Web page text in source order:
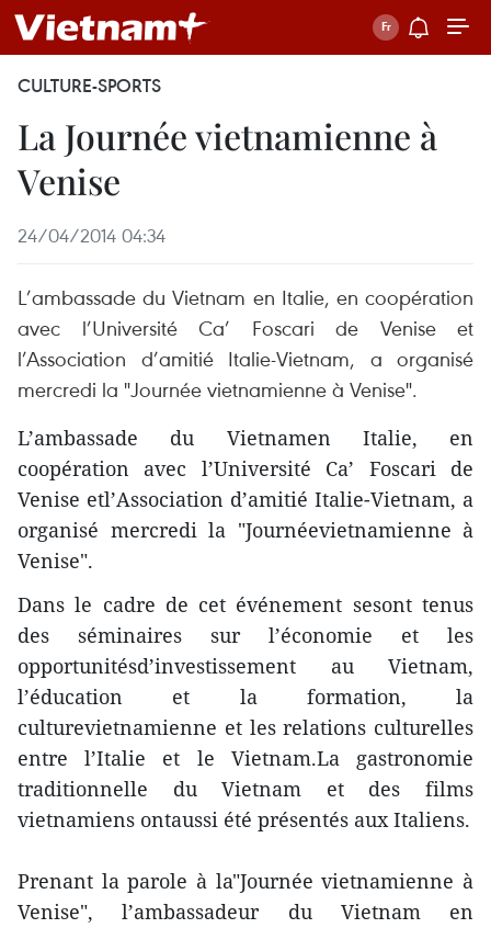
CULTURE-SPORTS
La Journée vietnamienne à
Venise
24/04/2014 04:34
L’ambassade du Vietnam en Italie, en coopération
avec l’Université Ca’ Foscari de Venise et
l’Association d’amitié Italie-Vietnam, a organisé
mercredi la "Journée vietnamienne à Venise".
L’ambassade du Vietnamen Italie, en
coopération avec l’Université Ca’ Foscari de
Venise etl’Association d’amitié Italie-Vietnam, a
organisé mercredi la "Journéevietnamienne à
Venise".
Dans le cadre de cet événement sesont tenus
des séminaires sur l’économie et les
opportunitésd’investissement au Vietnam,
l’éducation et la formation, la
culturevietnamienne et les relations culturelles
entre l’Italie et le Vietnam.La gastronomie
traditionnelle du Vietnam et des films
vietnamiens ontaussi été présentés aux Italiens.
Prenant la parole à la"Journée vietnamienne à
Venise", l’ambassadeur du Vietnam en